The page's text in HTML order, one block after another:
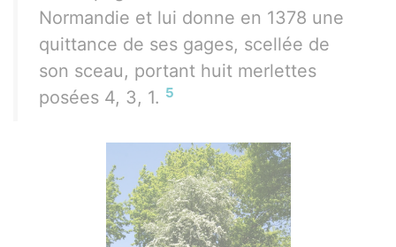
Normandie et lui donne en 1378 une
quittance de ses gages, scellée de
son sceau, portant huit merlettes
posées 4, 3, 1. 5